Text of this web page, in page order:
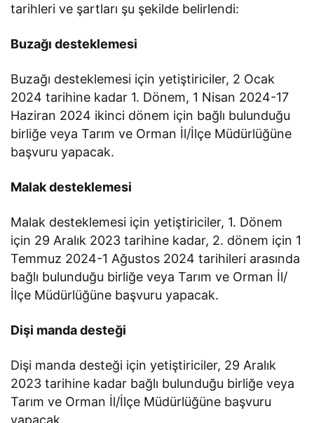
tarihleri ve şartları şu şekilde belirlendi:
Buzağı desteklemesi
Buzağı desteklemesi için yetiştiriciler, 2 Ocak
2024 tarihine kadar 1. Dönem, 1 Nisan 2024-17
Haziran 2024 ikinci dönem için bağlı bulunduğu
birliğe veya Tarım ve Orman İl/İlçe Müdürlüğüne
başvuru yapacak.
Malak desteklemesi
Malak desteklemesi için yetiştiriciler, 1. Dönem
için 29 Aralık 2023 tarihine kadar, 2. dönem için 1
Temmuz 2024-1 Ağustos 2024 tarihileri arasında
bağlı bulunduğu birliğe veya Tarım ve Orman İl/
İlçe Müdürlüğüne başvuru yapacak.
Dişi manda desteği
Dişi manda desteği için yetiştiriciler, 29 Aralık
2023 tarihine kadar bağlı bulunduğu birliğe veya
Tarım ve Orman İl/İlçe Müdürlüğüne başvuru
yapacak.